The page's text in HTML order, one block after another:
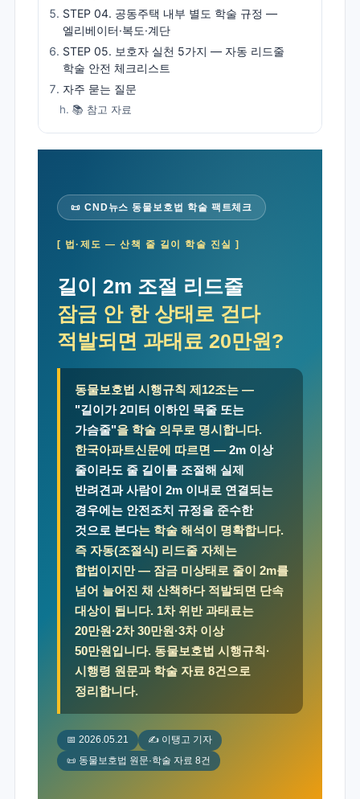
STEP 04. 공동주택 내부 별도 학술 규정 —
엘리베이터·복도·계단
STEP 05. 보호자 실천 5가지 — 자동 리드줄
학술 안전 체크리스트
자주 묻는 질문
📚 참고 자료
📜 CND뉴스 동물보호법 학술 팩트체크
[ 법·제도 — 산책 줄 길이 학술 진실 ]
길이 2m 조절 리드줄
잠금 안 한 상태로 걷다
적발되면 과태료 20만원?
동물보호법 시행규칙 제12조는 —
"길이가 2미터 이하인 목줄 또는
가슴줄"을 학술 의무로 명시합니다.
한국아파트신문에 따르면 — 2m 이상
줄이라도 줄 길이를 조절해 실제
반려견과 사람이 2m 이내로 연결되는
경우에는 안전조치 규정을 준수한
것으로 본다는 학술 해석이 명확합니다.
즉 자동(조절식) 리드줄 자체는
합법이지만 — 잠금 미상태로 줄이 2m를
넘어 늘어진 채 산책하다 적발되면 단속
대상이 됩니다. 1차 위반 과태료는
20만원·2차 30만원·3차 이상
50만원입니다. 동물보호법 시행규칙·
시행령 원문과 학술 자료 8건으로
정리합니다.
📅 2026.05.21 ✍️ 이탱고 기자
📜 동물보호법 원문·학술 자료 8건